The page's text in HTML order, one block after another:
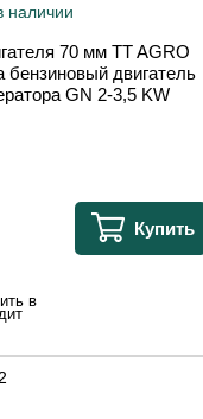
наличии
70 мм TT AGRO
бензиновый двигатель
GN 2-3,5 KW
Купить
в